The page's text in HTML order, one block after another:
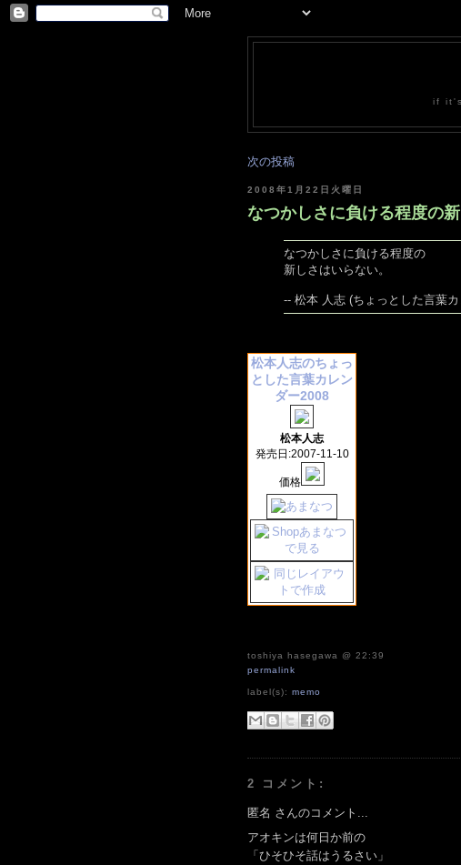
if
次の投稿
2008年1月22日火曜日
なつかしさに負ける程度の
なつかしさに負ける程度の
新しさはいらない。
-- 松本 人志 (ちょっとした言葉
松本人志のちょっ
とした言葉カレン
ダー2008
松本人志
発売日:2007-11-10
価格
toshiya hasegawa @ 22:39
permalink
label(s):memo
2 コメント:
匿名 さんのコメント...
アオキンは何日か前の
「ひそひそ話はうるさい」